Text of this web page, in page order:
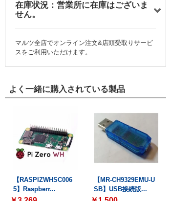
在庫状況：営業所に在庫はございま
せん。
マルツ全店でオンライン注文&店頭受取りサービ
スをご利用いただけます。
よく一緒に購入されている製品
【RASPIZWHSC006
5】Raspberr...
【MR-CH9329EMU-U
SB】USB接続版...